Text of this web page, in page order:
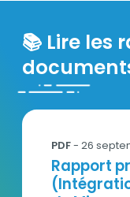
📚 Lire les
PDF- 26
Titre
Rapport